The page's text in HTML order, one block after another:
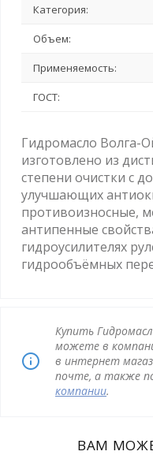
Категория:
Объем:
Применяемость:
ГОСТ:
Гидромасло Волга-
изготовлено из
степени очистки с
улучшающих
противоизносные,
антипенные
гидроусилителях
гидрообъёмных
Купить
можете в
в интернет
почте, а также
компании.
ВАМ